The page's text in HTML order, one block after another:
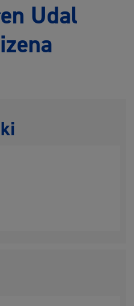
Udal